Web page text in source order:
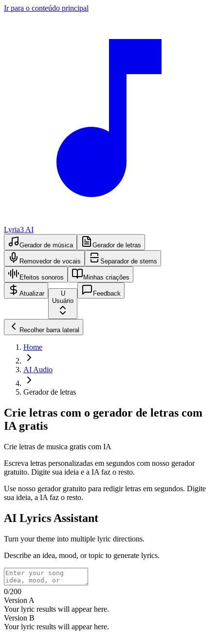
Ir para o conteúdo principal
Lyria3 AI
Gerador de música Gerador de letras
Removedor de vocais Separador de stems
Efeitos sonoros Minhas criações
Atualizar
U
Usuário
Feedback
Recolher barra lateral
Home
AI Audio
Gerador de letras
Crie letras com o gerador de letras com
IA gratis
Crie letras de musica gratis com IA
Escreva letras personalizadas em segundos com nosso gerador
gratuito. Digite sua ideia e a IA faz o resto.
Use nosso gerador gratuito para redigir letras em segundos. Digite
sua ideia, a IA faz o resto.
AI Lyrics Assistant
Turn your theme into multiple lyric directions.
Describe an idea, mood, or topic to generate lyrics.
0/200
Version A
Your lyric results will appear here.
Version B
Your lyric results will appear here.